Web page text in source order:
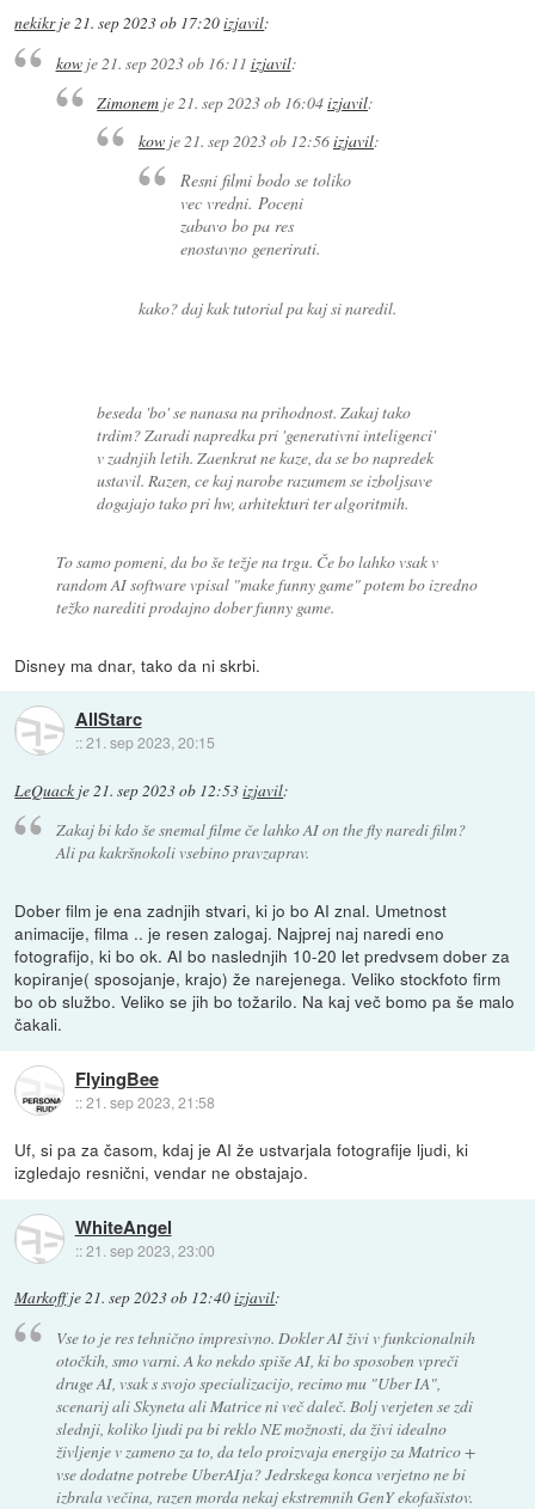
nekikrje21. sep 2023 ob 17:20izjavil:
kowje21. sep 2023 ob 16:11 izjavil:
Zimonem je 21. sep 2023 ob 16:04izjavil:
kowje21. sep 2023 ob 12:56izjavil:
Resni filmi bodo se toliko
vec vredni. Poceni
zabavo bo pa res
enostavno generirati.
kako? daj kak tutorial pa kaj si naredil.
beseda 'bo' se nanasa na prihodnost. Zakaj tako
trdim? Zaradi napredka pri 'generativni inteligenci'
v zadnjih letih. Zaenkrat ne kaze, da se bo napredek
ustavil. Razen, ce kaj narobe razumem se izboljsave
dogajajo tako pri hw, arhitekturi ter algoritmih.
To samo pomeni, da bo še težje na trgu. Če bo lahko vsak v
random AI software vpisal "make funny game" potem bo izredno
težko narediti prodajno dober funny game.
Disney ma dnar, tako da ni skrbi.
AllStarc
::21. sep 2023, 20:15
LeQuack je21. sep 2023 ob 12:53izjavil:
Zakaj bi kdo še snemal filme če lahko AI on the fly naredi film?
Ali pa kakršnokoli vsebino pravzaprav.
Dober film je ena zadnjih stvari, ki jo bo AI znal. Umetnost
animacije, filma .. je resen zalogaj. Najprej naj naredi eno
fotografijo, ki bo ok. AI bo naslednjih 10-20 let predvsem dober za
kopiranje( sposojanje, krajo) že narejenega. Veliko stockfoto firm
bo ob službo. Veliko se jih bo tožarilo. Na kaj več bomo pa še malo
čakali.
FlyingBee
::21. sep 2023, 21:58
Uf, si pa za časom, kdaj je AI že ustvarjala fotografije ljudi, ki
izgledajo resnični, vendar ne obstajajo.
WhiteAngel
::21. sep 2023, 23:00
Markoffje21. sep 2023 ob 12:40izjavil:
Vse to je res tehnično impresivno. Dokler AI živi v funkcionalnih
otočkih, smo varni. A ko nekdo spiše AI, ki bo sposoben vpreči
druge AI, vsak s svojo specializacijo, recimo mu "Uber IA",
scenarij ali Skyneta ali Matrice ni več daleč. Bolj verjeten se zdi
slednji, koliko ljudi pa bi reklo NE možnosti, da živi idealno
življenje v zameno za to, da telo proizvaja energijo za Matrico +
vse dodatne potrebe UberAIja? Jedrskega konca verjetno ne bi
izbrala večina, razen morda nekaj ekstremnih GenY ekofašistov.